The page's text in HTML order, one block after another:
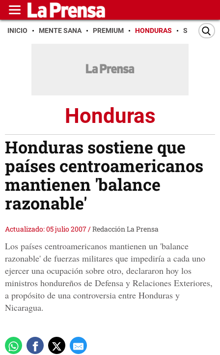
INICIO MENTE SANA PREMIUM HONDURAS SAN PEDRO
Honduras
Honduras sostiene que
países centroamericanos
mantienen 'balance
razonable'
Actualizado: 05 julio 2007/Redacción La Prensa
Los países centroamericanos mantienen un 'balance
razonable' de fuerzas militares que impediría a cada uno
ejercer una ocupación sobre otro, declararon hoy los
ministros hondureños de Defensa y Relaciones Exteriores,
a propósito de una controversia entre Honduras y
Nicaragua.